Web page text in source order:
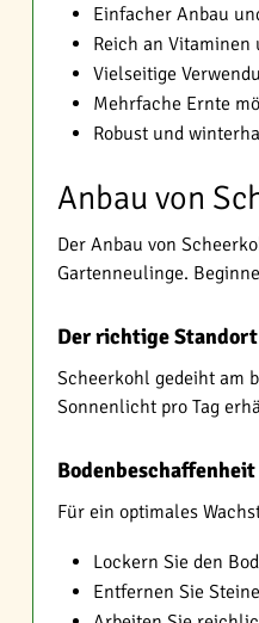
Einfacher Anbau
Reich an
Vielseitige
Mehrfache Ernte
Robust und
Anbau von
Der Anbau von
Gartenneulinge.
Der richtige Standort
Scheerkohl gedeiht am
Sonnenlicht pro Tag
Für ein optimales
Lockern Sie den
Entfernen Sie